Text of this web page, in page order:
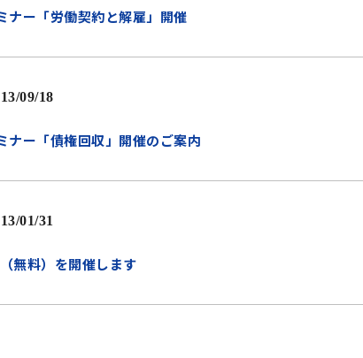
ナー「労働契約と解雇」開催
09/18
ナー「債権回収」開催のご案内
01/31
無料）を開催します